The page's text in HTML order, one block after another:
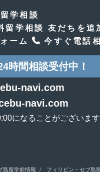
学相談
留学相談 友だちを追
ーム
今すぐ電話
時間相談受付中！
navi.com
navi.com
になることがございま
島留学前情報 フィリピン・セブ島